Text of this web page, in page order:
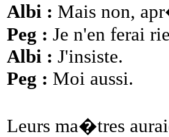
Albi : Mais non,
Peg : Je n'en ferai
Albi : J'insiste.
Peg : Moi aussi.
Leurs ma�tres